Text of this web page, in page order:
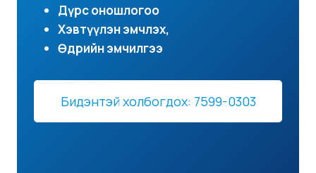
Дүрс оношлогоо
Хэвтүүлэн эмчлэх,
Өдрийн эмчилгээ
Бидэнтэй холбогдох: 7599-0303